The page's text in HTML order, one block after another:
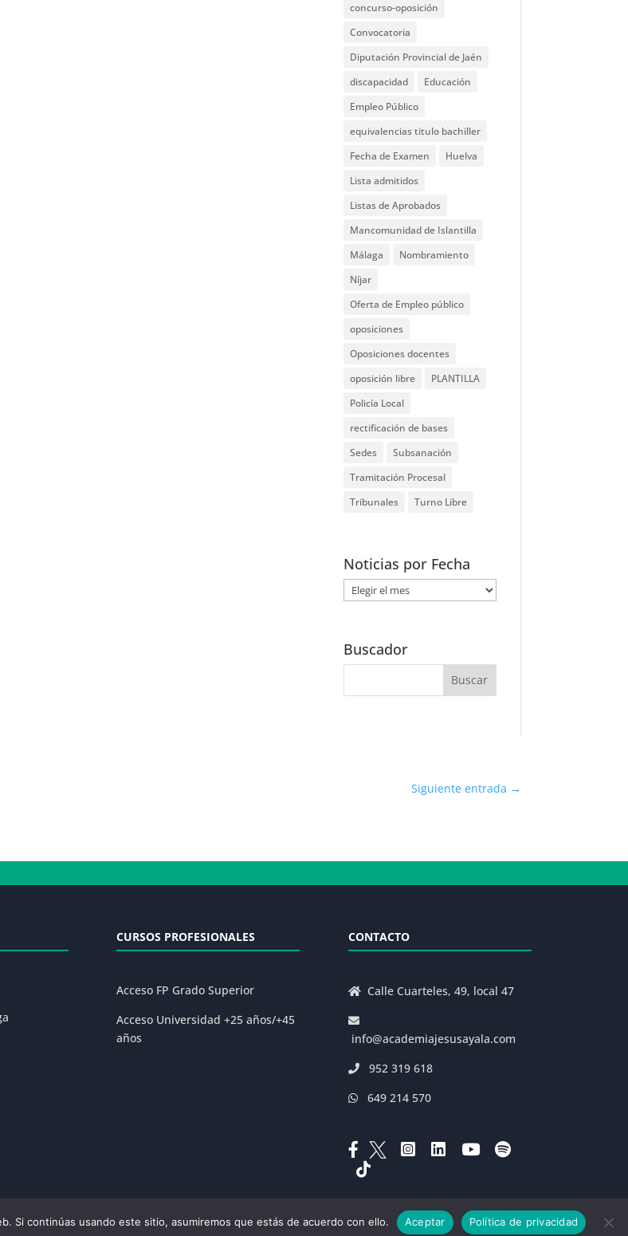
concurso-oposición
Convocatoria
Diputación Provincial de Jaén
discapacidad
Educación
Empleo Público
equivalencias titulo bachiller
Fecha de Examen
Huelva
Lista admitidos
Listas de Aprobados
Mancomunidad de Islantilla
Málaga
Nombramiento
Níjar
Oferta de Empleo público
oposiciones
Oposiciones docentes
oposición libre
PLANTILLA
Policía Local
rectificación de bases
Sedes
Subsanación
Tramitación Procesal
Tribunales
Turno Libre
Noticias por Fecha
Noticias
por
Buscador
Siguiente entrada →
CURSOS PROFESIONALES
Acceso FP Grado Superior
Acceso Universidad +25 años/+45
años
CONTACTO
Calle Cuarteles, 49, local 47
info@academiajesusayala.com
952 319 618
649 214 570
|Condiciones Generales de la Matrícula|Decreto 625/2019
Si continúas usando este sitio, asumiremos que estás de acuerdo con ello. Aceptar Política de privacidad